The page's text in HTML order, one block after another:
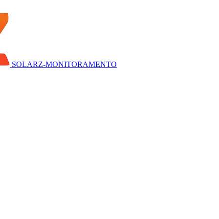
SOLARZ-MONITORAMENTO